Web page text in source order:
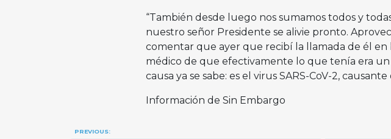
“También desde luego nos sumamos todos y
nuestro señor Presidente se alivie pronto.
comentar que ayer que recibí la llamada de él en
médico de que efectivamente lo que tenía era un
causa ya se sabe: es el virus SARS-CoV-2, causante
Información de Sin Embargo
Navegación
PREVIOUS: